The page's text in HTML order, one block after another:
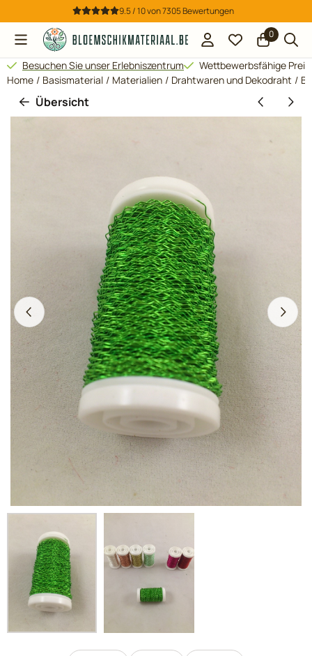
Cookie-Einstellungen verfügbar. Einstellungen wählen oder
9.5 / 10von7305Bewertungen
0
Besuchen Sie unser Erlebniszentrum
Wettbewerbsfähige
Home / Basismaterial / Materialien / Drahtwaren und Dekodraht /
Übersicht